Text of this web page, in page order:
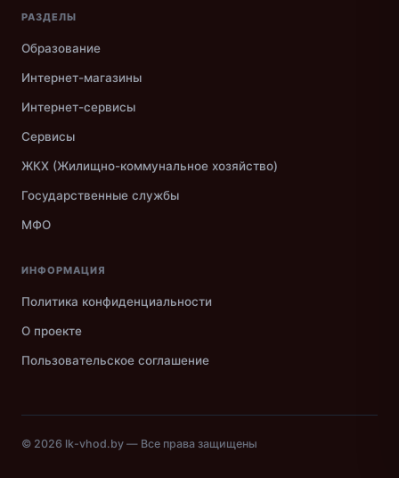
РАЗДЕЛЫ
Образование
Интернет-магазины
Интернет-сервисы
Сервисы
ЖКХ (Жилищно-коммунальное хозяйство)
Государственные службы
МФО
ИНФОРМАЦИЯ
Политика конфиденциальности
О проекте
Пользовательское соглашение
© 2026 lk-vhod.by — Все права защищены